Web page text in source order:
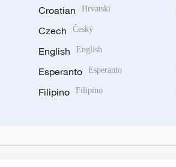
Croatian Hrvatski
Czech Český
English English
Esperanto Esperanto
Filipino Filipino